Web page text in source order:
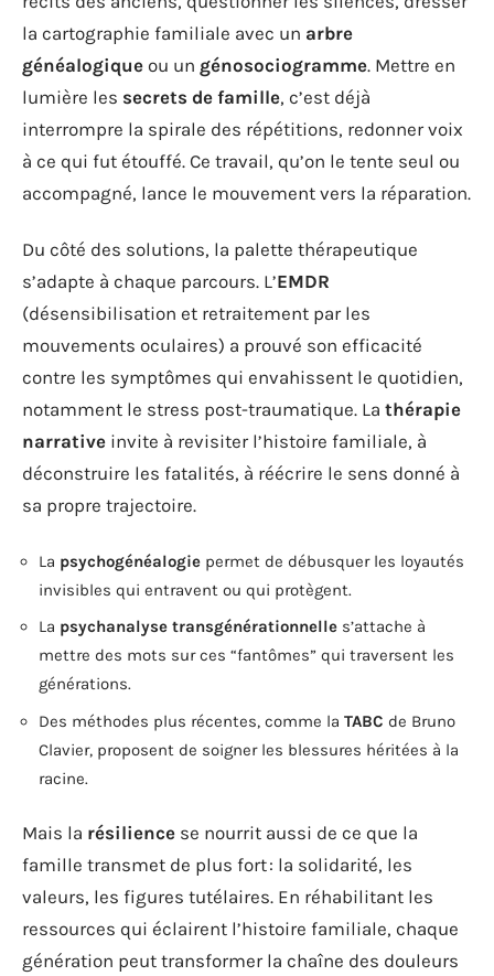
la cartographie familiale avec un arbre
généalogique ou un génosociogramme. Mettre en
lumière les secrets de famille, c’est déjà
interrompre la spirale des répétitions, redonner voix
à ce qui fut étouffé. Ce travail, qu’on le tente seul ou
accompagné, lance le mouvement vers la réparation.
Du côté des solutions, la palette thérapeutique
s’adapte à chaque parcours. L’EMDR
(désensibilisation et retraitement par les
mouvements oculaires) a prouvé son efficacité
contre les symptômes qui envahissent le quotidien,
notamment le stress post-traumatique. La thérapie
narrative invite à revisiter l’histoire familiale, à
déconstruire les fatalités, à réécrire le sens donné à
sa propre trajectoire.
La psychogénéalogie permet de débusquer les loyautés
invisibles qui entravent ou qui protègent.
La psychanalyse transgénérationnelle s’attache à
mettre des mots sur ces “fantômes” qui traversent les
générations.
Des méthodes plus récentes, comme la TABC de Bruno
Clavier, proposent de soigner les blessures héritées à la
racine.
Mais la résilience se nourrit aussi de ce que la
famille transmet de plus fort : la solidarité, les
valeurs, les figures tutélaires. En réhabilitant les
ressources qui éclairent l’histoire familiale, chaque
génération peut transformer la chaîne des douleurs